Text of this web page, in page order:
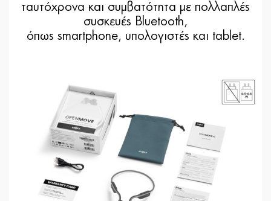
ταυτόχρονα και συμβατότητα με πολλαπλές
συσκευές Bluetooth,
όπως smartphone, υπολογιστές και tablet.